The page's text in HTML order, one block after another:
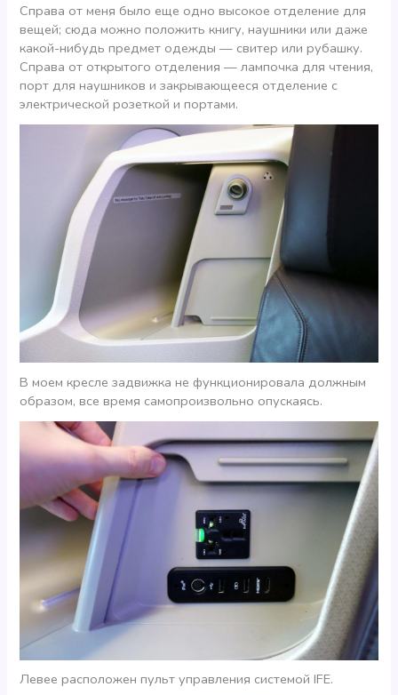
Справа от меня было еще одно высокое отделение для
вещей; сюда можно положить книгу, наушники или даже
какой-нибудь предмет одежды — свитер или рубашку.
Справа от открытого отделения — лампочка для чтения,
порт для наушников и закрывающееся отделение с
электрической розеткой и портами.
В моем кресле задвижка не функционировала должным
образом, все время самопроизвольно опускаясь.
Левее расположен пульт управления системой IFE.